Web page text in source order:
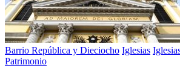
Barrio República y Dieciocho Iglesias
Patrimonio